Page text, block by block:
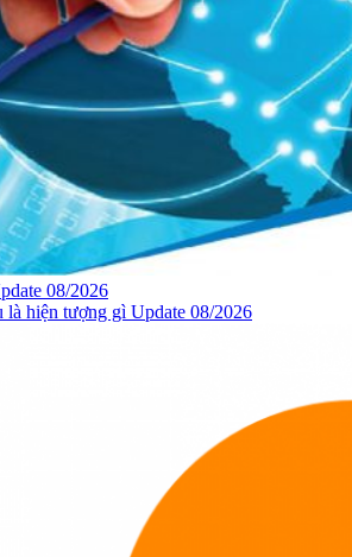
08/2026
là hiện tượng gì Update 08/2026